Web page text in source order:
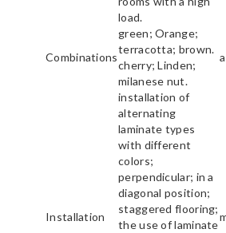
load.
Combinations
green; Orange;
terracotta; brown.
cherry; Linden;
milanese nut.
Installation
installation of
alternating
laminate types
with different
colors;
perpendicular; in a
diagonal position;
staggered flooring;
the use of laminate